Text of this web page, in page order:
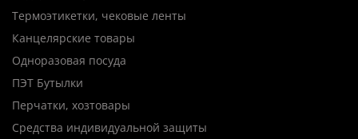
Термоэтикетки, чековые ленты
Канцелярские товары
Одноразовая посуда
ПЭТ Бутылки
Перчатки, хозтовары
Средства индивидуальной защиты